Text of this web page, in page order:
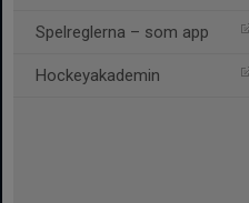
Spelreglerna – som app
Hockeyakademin